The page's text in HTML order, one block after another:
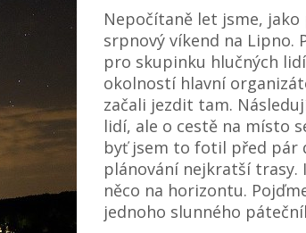
Nepočítaně let jsme,
srpnový víkend na Lipno.
pro skupinku hlučných
okolností hlavní
začali jezdit tam.
lidí, ale o cestě na místo
byť jsem to fotil před pár
plánování nejkratší trasy.
něco na horizontu.
jednoho slunného